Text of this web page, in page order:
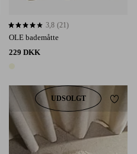
OLE bademåtte
229 DKK
3,8 baseret på 21 bedømmelser
3,8 (21)
til favoritterUDSOLGT Tilføj